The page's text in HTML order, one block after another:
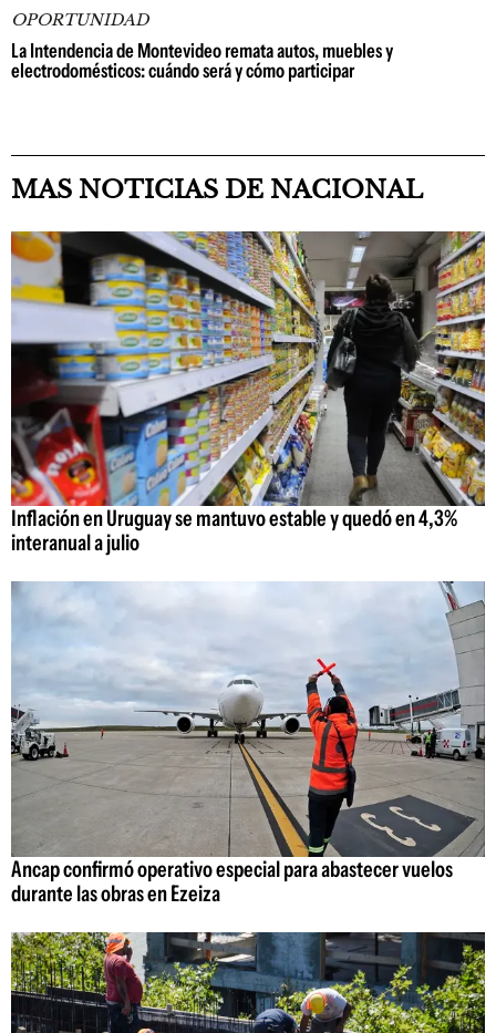
OPORTUNIDAD
La Intendencia de Montevideo remata autos, muebles y
electrodomésticos: cuándo será y cómo participar
MAS NOTICIAS DE NACIONAL
Inflación en Uruguay se mantuvo estable y quedó en 4,3%
interanual a julio
Ancap confirmó operativo especial para abastecer vuelos
durante las obras en Ezeiza